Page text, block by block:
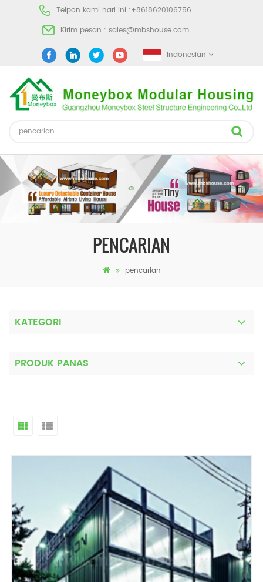
Telpon kami hari ini :+8618620106756
Kirim pesan : sales@mbshouse.com
Indonesian
PENCARIAN
pencarian
KATEGORI
PRODUK PANAS